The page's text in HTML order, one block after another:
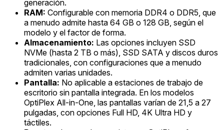
generación.
RAM: Configurable con memoria DDR4 o DDR5, que
a menudo admite hasta 64 GB o 128 GB, según el
modelo y el factor de forma.
Almacenamiento: Las opciones incluyen SSD
NVMe (hasta 2 TB o más), SSD SATA y discos duros
tradicionales, con configuraciones que a menudo
admiten varias unidades.
Pantalla: No aplicable a estaciones de trabajo de
escritorio sin pantalla integrada. En los modelos
OptiPlex All-in-One, las pantallas varían de 21,5 a 27
pulgadas, con opciones Full HD, 4K Ultra HD y
táctiles.